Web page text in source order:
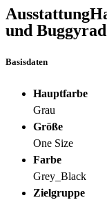
Ausstattung
und Buggyrad
Basisdaten
Hauptfarbe
Grau
Größe
One Size
Farbe
Grey_Black
Zielgruppe